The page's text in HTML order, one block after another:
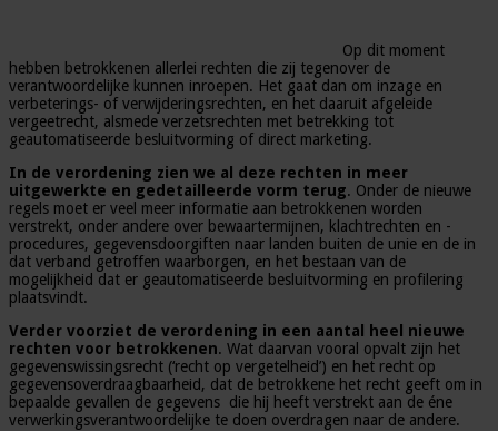
Op dit moment
hebben betrokkenen allerlei rechten die zij tegenover de
verantwoordelijke kunnen inroepen. Het gaat dan om inzage en
verbeterings- of verwijderingsrechten, en het daaruit afgeleide
vergeetrecht, alsmede verzetsrechten met betrekking tot
geautomatiseerde besluitvorming of direct marketing.
In de verordening zien we al deze rechten in meer
uitgewerkte en gedetailleerde vorm terug. Onder de nieuwe
regels moet er veel meer informatie aan betrokkenen worden
verstrekt, onder andere over bewaartermijnen, klachtrechten en -
procedures, gegevensdoorgiften naar landen buiten de unie en de in
dat verband getroffen waarborgen, en het bestaan van de
mogelijkheid dat er geautomatiseerde besluitvorming en profilering
plaatsvindt.
Verder voorziet de verordening in een aantal heel nieuwe
rechten voor betrokkenen. Wat daarvan vooral opvalt zijn het
gegevenswissingsrecht (‘recht op vergetelheid’) en het recht op
gegevensoverdraagbaarheid, dat de betrokkene het recht geeft om in
bepaalde gevallen de gegevens die hij heeft verstrekt aan de éne
verwerkingsverantwoordelijke te doen overdragen naar de andere.